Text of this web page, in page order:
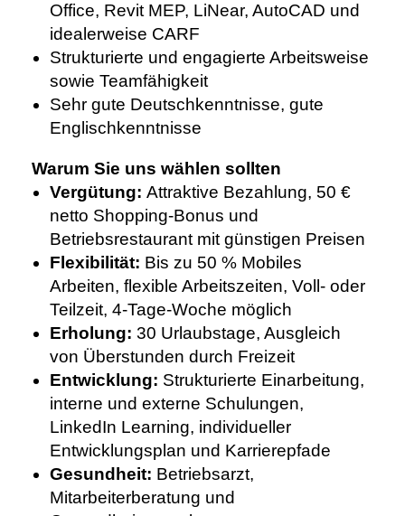
Office, Revit MEP, LiNear, AutoCAD und
idealerweise CARF
Strukturierte und engagierte Arbeitsweise
sowie Teamfähigkeit
Sehr gute Deutschkenntnisse, gute
Englischkenntnisse
Warum Sie uns wählen sollten
Vergütung: Attraktive Bezahlung, 50 €
netto Shopping-Bonus und
Betriebsrestaurant mit günstigen Preisen
Flexibilität: Bis zu 50 % Mobiles
Arbeiten, flexible Arbeitszeiten, Voll- oder
Teilzeit, 4-Tage-Woche möglich
Erholung: 30 Urlaubstage, Ausgleich
von Überstunden durch Freizeit
Entwicklung: Strukturierte Einarbeitung,
interne und externe Schulungen,
LinkedIn Learning, individueller
Entwicklungsplan und Karrierepfade
Gesundheit: Betriebsarzt,
Mitarbeiterberatung und